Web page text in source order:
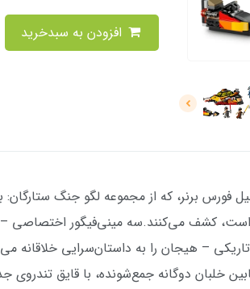
فورس برنر، که از مجموعه لگو جنگ
است، کشف می‌کنند.سه مینی‌فیگور
– هیجان را به داستان‌سرایی خلاقانه